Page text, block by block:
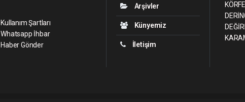
Kullanım Şartları
Whatsapp İhbar
Haber Gönder
Arşivler
Künyemiz
İletişim